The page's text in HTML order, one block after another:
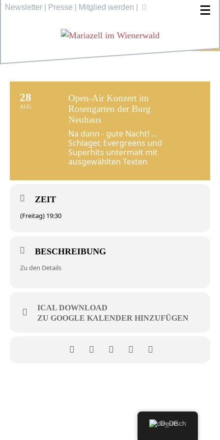
Newsletter Presse Mitglied werden
28
AUG
Open-Air Konzert im
Rosengarten der Burg
Neuhaus
Na dann - gute Nacht! ...
Schlager, Evergreens und
Superhits untermalt mit
ausgewählten Texten
ZEIT
(Freitag) 19:30
BESCHREIBUNG
Zu den Details
ICAL DOWNLOAD
ZU GOOGLE KALENDER HINZUFÜGEN
Deutsch